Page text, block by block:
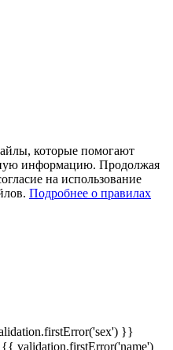
которые помогают
информацию. Продолжая
на использование
Подробнее о правилах
}}
{{ validation.firstError('name')